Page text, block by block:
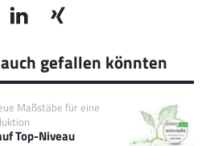
gefallen könnten
Maßstäbe für eine
Top-Niveau